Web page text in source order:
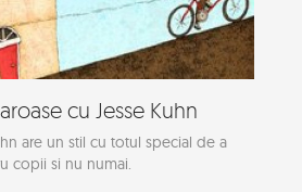
cu Jesse Kuhn
are un stil cu totul special de a
copii si nu numai.